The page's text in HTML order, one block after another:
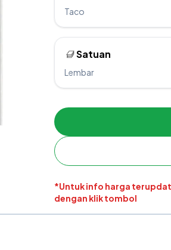
Taco
Satuan
Lembar
*Untuk info harga
dengan klik tombol